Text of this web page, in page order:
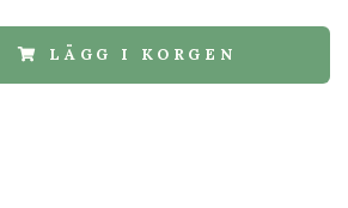
LÄGG I KORGEN